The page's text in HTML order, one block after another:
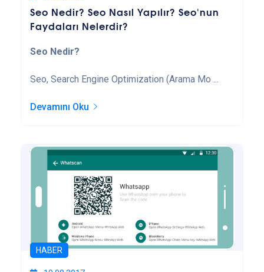
Seo Nedir? Seo Nasıl Yapılır? Seo'nun
Faydaları Nelerdir?
Seo Nedir?
Seo, Search Engine Optimization (Arama Mo ...
Devamını Oku
HABER